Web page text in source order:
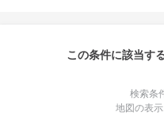
この条件に該当す
検索条
地図の表